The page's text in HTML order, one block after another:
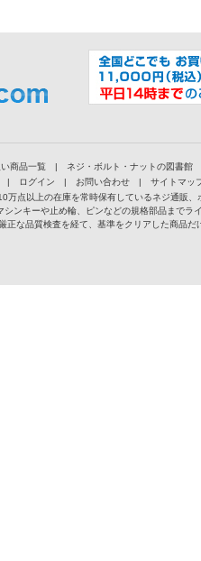
商品一覧 |
ネジ・ボルト・ナットの図書館
| ログイン | お問い合わせ |
サイトマッ
万点以上の在庫を常時保有しているネジ通販
ンキーや止め輪、ピンなどの規格部品まで
正な品質検査を経て、基準をクリアした商品